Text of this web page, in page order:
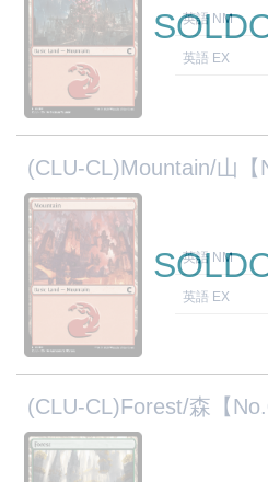
英語 NM
英語 EX
(CLU-CL)Mountain/山【
英語 NM
英語 EX
(CLU-CL)Forest/森【